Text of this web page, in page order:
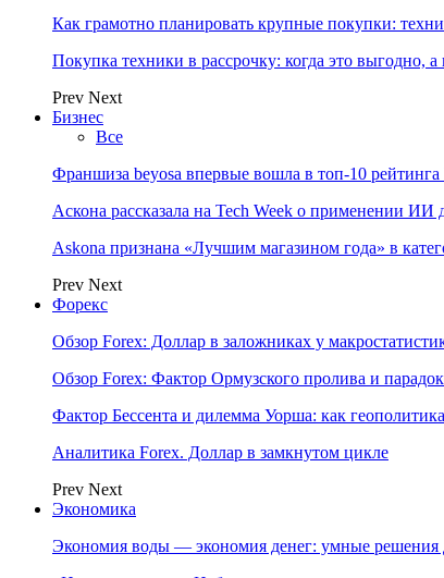
Как грамотно планировать крупные покупки:
Покупка техники в рассрочку: когда это выгодно,
Prev Next
Бизнес
Все
Франшиза beyosa впервые вошла в топ-10 рейтинга
Аскона рассказала на Tech Week о применении
Askona признана «Лучшим магазином года» в
Prev Next
Форекс
Обзор Forex: Доллар в заложниках у
Обзор Forex: Фактор Ормузского пролива и
Фактор Бессента и дилемма Уорша: как
Аналитика Forex. Доллар в замкнутом цикле
Prev Next
Экономика
Экономия воды — экономия денег: умные решения